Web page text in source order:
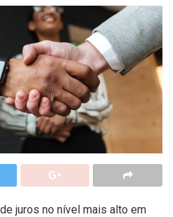
de juros no nível mais alto em